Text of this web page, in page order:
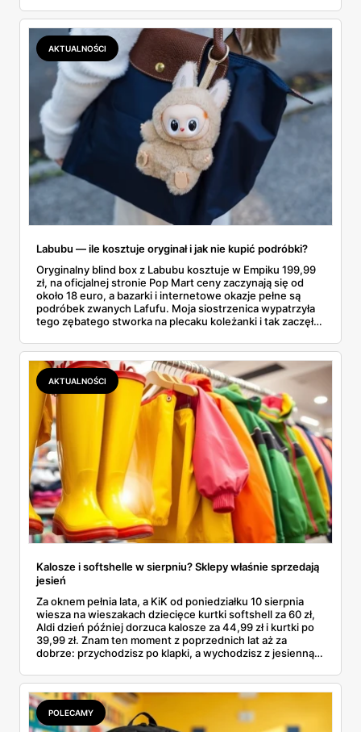
najszybciej rosnący sport w Polsce: kortów przybywa
lawinowo, a chętnych jeszcze szybciej. Sprawdziłam, co
dokładnie dostajemy za te pieniądze i komu taka rakieta
faktycznie wystarczy.
AKTUALNOŚCI
Labubu — ile kosztuje oryginał i jak nie kupić podróbki?
Oryginalny blind box z Labubu kosztuje w Empiku 199,99
zł, na oficjalnej stronie Pop Mart ceny zaczynają się od
około 18 euro, a bazarki i internetowe okazje pełne są
podróbek zwanych Lafufu. Moja siostrzenica wypatrzyła
tego zębatego stworka na plecaku koleżanki i tak zaczęło
kosztuje i po czym poznać, że sprzedawca nie wciska nam
podróbki. Spisałam wszystko, czego się dowiedziałam —
łącznie z jedną wpadką, o której za chwilę.
AKTUALNOŚCI
Kalosze i softshelle w sierpniu? Sklepy właśnie sprzedają
jesień
Za oknem pełnia lata, a KiK od poniedziałku 10 sierpnia
wiesza na wieszakach dziecięce kurtki softshell za 60 zł,
Aldi dzień później dorzuca kalosze za 44,99 zł i kurtki po
39,99 zł. Znam ten moment z poprzednich lat aż za
dobrze: przychodzisz po klapki, a wychodzisz z jesienną
pojawi się w gazetkach w przyszłym tygodniu i czy jest
sens kupować jesień, zanim skończą się wakacje.
POLECAMY